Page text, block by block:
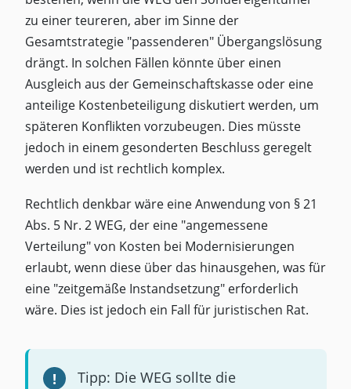
zu einer teureren, aber im Sinne der
Gesamtstrategie "passenderen" Übergangslösung
drängt. In solchen Fällen könnte über einen
Ausgleich aus der Gemeinschaftskasse oder eine
anteilige Kostenbeteiligung diskutiert werden, um
späteren Konflikten vorzubeugen. Dies müsste
jedoch in einem gesonderten Beschluss geregelt
werden und ist rechtlich komplex.
Rechtlich denkbar wäre eine Anwendung von § 21
Abs. 5 Nr. 2 WEG, der eine "angemessene
Verteilung" von Kosten bei Modernisierungen
erlaubt, wenn diese über das hinausgehen, was für
eine "zeitgemäße Instandsetzung" erforderlich
wäre. Dies ist jedoch ein Fall für juristischen Rat.
Tipp: Die WEG sollte die